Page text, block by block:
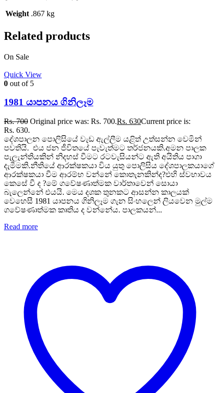
Weight .867 kg
Related products
On Sale
Quick View
0 out of 5
1981 යාපනය ගිනිලෑම
Rs.700 Original price was: Rs. 700.Rs. 630Current price is:
Rs. 630.
දේශපාලන පොලිසියේ වැඩ ඇල්ලීම යළිත් උත්සන්න වෙමින්
පවතියි. එය ජන ජීවිතයේ පැවැත්මට තර්ජනයකි.අමන පාලක
පැලැන්තියකින් නිදහස් වීමට රටවැසියන්ට ඇති අයිතිය පාගා
දැමීමකි.නීතියේ ආරක්ෂකයා විය යුතු පොලිසිය දේශපාලකයාගේ
ආරක්ෂකයා වීම ආරම්භ වන්නේ කොතැනකින්ද?එහි ස්වභාවය
කෙසේ වී ද ?මේ ගවේෂණාත්මක වාර්තාවෙන් සොයා
බැලෙන්නේ එයයි. මෙය දශක තුනකට ආසන්න කාලයක්
වෙහෙසී 1981 යාපනය ගිනිලෑම ගැන සිංහලෙන් ලියවෙන මුල්ම
ගවේෂණාත්මක කෘතිය ද වන්නේය. පාලකයන්...
Read more